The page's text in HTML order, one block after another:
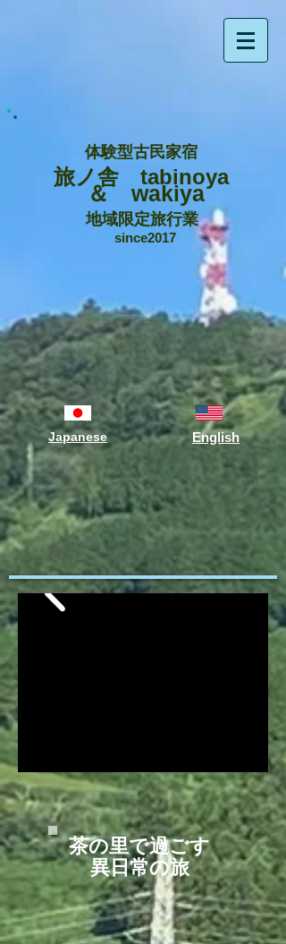
体験型古民家宿
旅ノ舎 tabinoya
＆ wakiya
地域限定旅行業
since2017
Japanese English
​茶の里で過ごす
異日常の旅